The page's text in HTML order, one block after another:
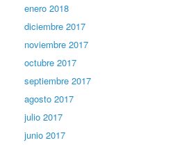
enero 2018
diciembre 2017
noviembre 2017
octubre 2017
septiembre 2017
agosto 2017
julio 2017
junio 2017